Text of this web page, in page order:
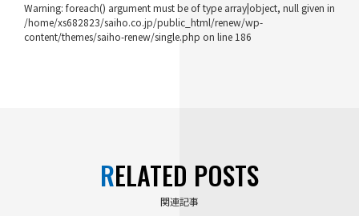
Warning: foreach() argument must be of type array|object, null given in
/home/xs682823/saiho.co.jp/public_html/renew/wp-
content/themes/saiho-renew/single.php on line 186
RELATED POSTS
関連記事